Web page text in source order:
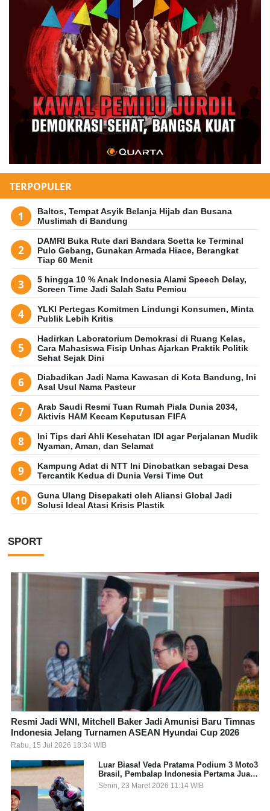
TERPOPULER
Baltos, Tempat Asyik Belanja Hijab dan Busana
Muslimah di Bandung
DAMRI Buka Rute dari Bandara Soetta ke Terminal
Pulo Gebang, Gunakan Armada Hiace, Berangkat
Tiap 60 Menit
5 hingga 10 % Anak Indonesia Alami Speech Delay,
Screen Time Jadi Salah Satu Pemicu
YLKI Pertegas Komitmen Lindungi Konsumen, Minta
Publik Lebih Kritis
Hadirkan Laboratorium Demokrasi di Ruang Kelas,
Cara Mahasiswa Fisip Unhas Ajarkan Praktik Politik
Sehat Sejak Dini
Diabadikan Jadi Nama Kawasan di Kota Bandung, Ini
Asal Usul Nama Pasteur
Arab Saudi Resmi Tuan Rumah Piala Dunia 2034,
Aktivis HAM Kecam Keputusan FIFA
Ini Tips dari Ahli Kesehatan IDI agar Perjalanan Mudik
Nyaman, Aman, dan Selamat
Kampung Adat di NTT Ini Dinobatkan sebagai Desa
Tercantik Kedua di Dunia Versi Time Out
Guna Ulang Disepakati oleh Aliansi Global Jadi
Solusi Ideal Atasi Krisis Plastik
SPORT
Resmi Jadi WNI, Mitchell Baker Jadi Amunisi Baru Timnas
Indonesia Jelang Turnamen ASEAN Hyundai Cup 2026
Rabu, 15 Jul 2026 18:34 WIB
Luar Biasa! Veda Pratama Podium 3 Moto3
Brasil, Pembalap Indonesia Pertama Juara
Grand Prix
Senin, 23 Maret 2026 11:14 WIB